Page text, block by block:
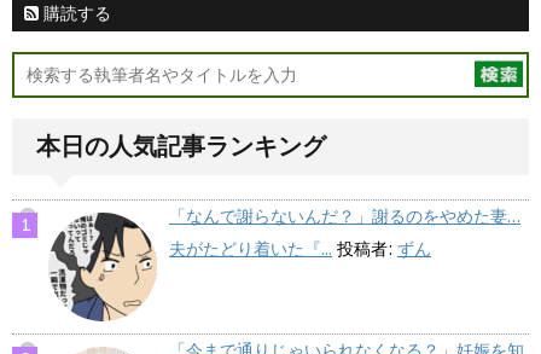
購読する
本日の人気記事ランキング
「なんで謝らないんだ？」謝るのをやめた妻…
夫がたどり着いた『... 投稿者: ずん